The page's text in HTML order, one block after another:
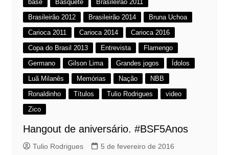
base Basquete
Brasileirão 2011
Brasileirão 2012
Brasileirão 2014
Bruna Uchoa
Carioca 2011
Carioca 2014
Carioca 2016
Copa do Brasil 2013
Entrevista
Flamengo
Germano
Gilson Lima Grandes jogos
Ídolos
Luã Milanês
Memórias Nação
NBB
Ronaldinho
Títulos Tulio Rodrigues
video
Zico
Hangout de aniversário. #BSF5Anos
Tulio Rodrigues 5 de fevereiro de 2016